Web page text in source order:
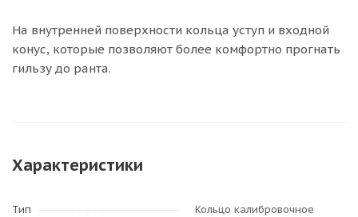
На внутренней поверхности кольца уступ и входной
конус, которые позволяют более комфортно прогнать
гильзу до ранта.
Характеристики
Тип
Кольцо калибровочное